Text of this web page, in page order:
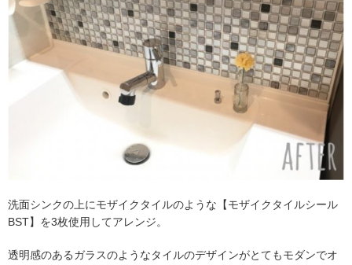
洗面シンクの上にモザイクタイルのような【モザイクタイルシール
BST】を3枚使用してアレンジ。
透明感のあるガラスのようなタイルのデザインがとてもモダンでオ